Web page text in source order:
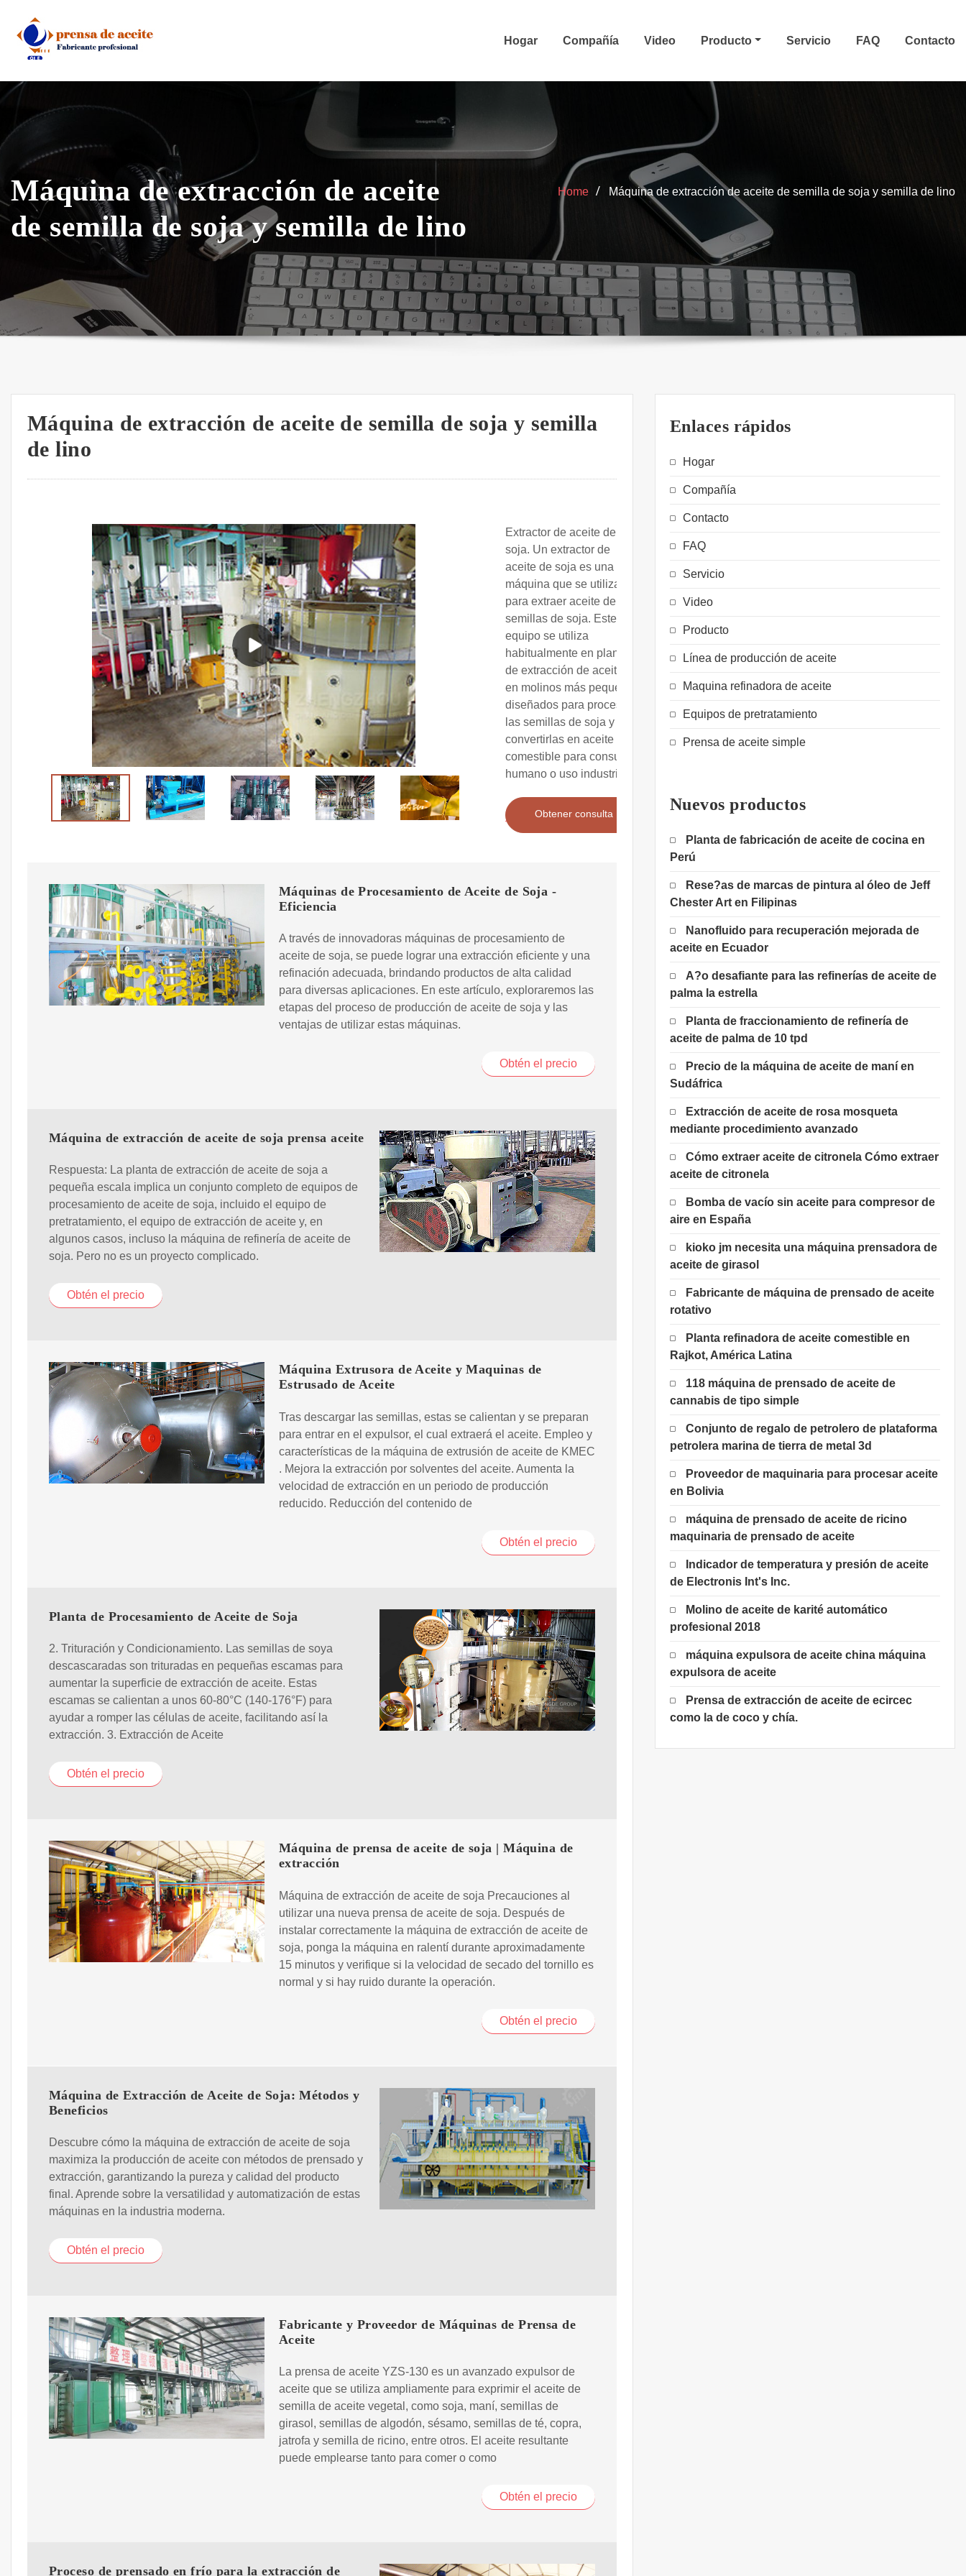
content
Hogar Compañía Video Producto Servicio FAQ Contacto
Máquina de extracción de aceite
de semilla de soja y semilla de lino
Home Máquina de extracción de aceite de semilla de soja y semilla de lino
Máquina de extracción de aceite de semilla de soja y semilla
de lino
Extractor de aceite de
soja. Un extractor de
aceite de soja es una
máquina que se utiliza
para extraer aceite de las
semillas de soja. Este
equipo se utiliza
habitualmente en plantas
de extracción de aceite o
en molinos más pequeños
diseñados para procesar
las semillas de soja y
convertirlas en aceite
comestible para consumo
humano o uso industrial.
Obtener consulta
Máquinas de Procesamiento de Aceite de Soja -
Eficiencia
A través de innovadoras máquinas de procesamiento de
aceite de soja, se puede lograr una extracción eficiente y una
refinación adecuada, brindando productos de alta calidad
para diversas aplicaciones. En este artículo, exploraremos las
etapas del proceso de producción de aceite de soja y las
ventajas de utilizar estas máquinas.
Obtén el precio
Máquina de extracción de aceite de soja prensa aceite
Respuesta: La planta de extracción de aceite de soja a
pequeña escala implica un conjunto completo de equipos de
procesamiento de aceite de soja, incluido el equipo de
pretratamiento, el equipo de extracción de aceite y, en
algunos casos, incluso la máquina de refinería de aceite de
soja. Pero no es un proyecto complicado.
Obtén el precio
Máquina Extrusora de Aceite y Maquinas de
Estrusado de Aceite
Tras descargar las semillas, estas se calientan y se preparan
para entrar en el expulsor, el cual extraerá el aceite. Empleo y
características de la máquina de extrusión de aceite de KMEC
. Mejora la extracción por solventes del aceite. Aumenta la
velocidad de extracción en un periodo de producción
reducido. Reducción del contenido de
Obtén el precio
Planta de Procesamiento de Aceite de Soja
2. Trituración y Condicionamiento. Las semillas de soya
descascaradas son trituradas en pequeñas escamas para
aumentar la superficie de extracción de aceite. Estas
escamas se calientan a unos 60-80°C (140-176°F) para
ayudar a romper las células de aceite, facilitando así la
extracción. 3. Extracción de Aceite
Obtén el precio
Máquina de prensa de aceite de soja | Máquina de
extracción
Máquina de extracción de aceite de soja Precauciones al
utilizar una nueva prensa de aceite de soja. Después de
instalar correctamente la máquina de extracción de aceite de
soja, ponga la máquina en ralentí durante aproximadamente
15 minutos y verifique si la velocidad de secado del tornillo es
normal y si hay ruido durante la operación.
Obtén el precio
Máquina de Extracción de Aceite de Soja: Métodos y
Beneficios
Descubre cómo la máquina de extracción de aceite de soja
maximiza la producción de aceite con métodos de prensado y
extracción, garantizando la pureza y calidad del producto
final. Aprende sobre la versatilidad y automatización de estas
máquinas en la industria moderna.
Obtén el precio
Fabricante y Proveedor de Máquinas de Prensa de
Aceite
La prensa de aceite YZS-130 es un avanzado expulsor de
aceite que se utiliza ampliamente para exprimir el aceite de
semilla de aceite vegetal, como soja, maní, semillas de
girasol, semillas de algodón, sésamo, semillas de té, copra,
jatrofa y semilla de ricino, entre otros. El aceite resultante
puede emplearse tanto para comer o como
Obtén el precio
Proceso de prensado en frío para la extracción de
Enlaces rápidos
Hogar
Compañía
Contacto
FAQ
Servicio
Video
Producto
Línea de producción de aceite
Maquina refinadora de aceite
Equipos de pretratamiento
Prensa de aceite simple
Nuevos productos
Planta de fabricación de aceite de cocina en
Perú
Rese?as de marcas de pintura al óleo de Jeff
Chester Art en Filipinas
Nanofluido para recuperación mejorada de
aceite en Ecuador
A?o desafiante para las refinerías de aceite de
palma la estrella
Planta de fraccionamiento de refinería de
aceite de palma de 10 tpd
Precio de la máquina de aceite de maní en
Sudáfrica
Extracción de aceite de rosa mosqueta
mediante procedimiento avanzado
Cómo extraer aceite de citronela Cómo extraer
aceite de citronela
Bomba de vacío sin aceite para compresor de
aire en España
kioko jm necesita una máquina prensadora de
aceite de girasol
Fabricante de máquina de prensado de aceite
rotativo
Planta refinadora de aceite comestible en
Rajkot, América Latina
118 máquina de prensado de aceite de
cannabis de tipo simple
Conjunto de regalo de petrolero de plataforma
petrolera marina de tierra de metal 3d
Proveedor de maquinaria para procesar aceite
en Bolivia
máquina de prensado de aceite de ricino
maquinaria de prensado de aceite
Indicador de temperatura y presión de aceite
de Electronis Int's Inc.
Molino de aceite de karité automático
profesional 2018
máquina expulsora de aceite china máquina
expulsora de aceite
Prensa de extracción de aceite de ecircec
como la de coco y chía.